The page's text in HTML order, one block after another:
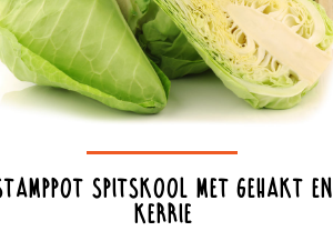
spitskool met gehakt en
kerrie